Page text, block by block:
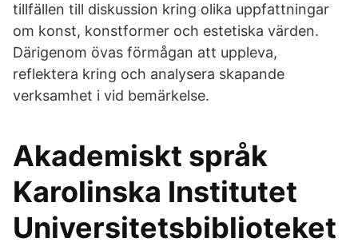
tillfällen till diskussion kring olika uppfattningar
om konst, konstformer och estetiska värden.
Därigenom övas förmågan att uppleva,
reflektera kring och analysera skapande
verksamhet i vid bemärkelse.
Akademiskt språk
Karolinska Institutet
Universitetsbiblioteket